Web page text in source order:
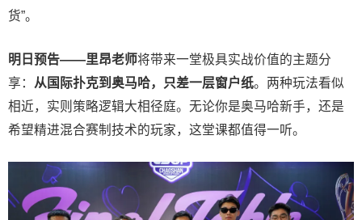
货”。
明日预告——里昂老师将带来一堂极具实战价值的主题分
享： 从国际扑克到奥马哈，只差一层窗户纸。两种玩法看似
相近，实则策略逻辑大相径庭。无论你是奥马哈新手，还是
希望精进混合赛制技术的玩家，这堂课都值得一听。